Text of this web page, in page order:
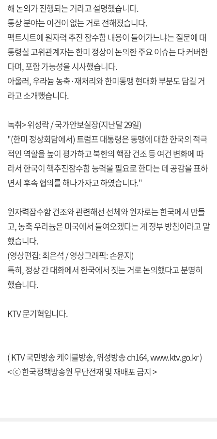
해 논의가 진행되는 거라고 설명했습니다.
통상 분야는 이견이 없는 거로 전해졌습니다.
팩트시트에 원자력 추진 잠수함 내용이 들어가느냐는 질문에 대
통령실 고위관계자는 한미 정상이 논의한 주요 이슈는 다 커버한
다며, 포함 가능성을 시사했습니다.
아울러, 우라늄 농축·재처리와 한미동맹 현대화 부분도 담길 거
라고 소개했습니다.
녹취> 위성락 / 국가안보실장(지난달 29일)
"(한미 정상회담에서) 트럼프 대통령은 동맹에 대한 한국의 적극
적인 역할을 높이 평가하고 북한의 핵잠 건조 등 여건 변화에 따
라서 한국이 핵추진잠수함 능력을 필요로 한다는 데 공감을 표하
면서 후속 협의를 해나가자고 하였습니다."
원자력잠수함 건조와 관련해선 선체와 원자로는 한국에서 만들
고, 농축 우라늄은 미국에서 들여오겠다는 게 정부 방침이라고 말
했습니다.
(영상편집: 최은석 / 영상그래픽: 손윤지)
특히, 정상 간 대화에서 한국에서 짓는 거로 논의했다고 분명히
했습니다.
KTV 문기혁입니다.
( KTV 국민방송 케이블방송, 위성방송 ch164,www.ktv.go.kr)
< ⓒ 한국정책방송원 무단전재 및 재배포 금지 >